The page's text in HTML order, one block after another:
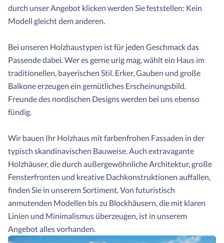
durch unser Angebot klicken werden Sie feststellen: Kein
Modell gleicht dem anderen.
Bei unseren Holzhaustypen ist für jeden Geschmack das
Passende dabei. Wer es gerne urig mag, wählt ein Haus im
traditionellen, bayerischen Stil. Erker, Gauben und große
Balkone erzeugen ein gemütliches Erscheinungsbild.
Freunde des nordischen Designs werden bei uns ebenso
fündig.
Wir bauen Ihr Holzhaus mit farbenfrohen Fassaden in der
typisch skandinavischen Bauweise. Auch extravagante
Holzhäuser, die durch außergewöhnliche Architektur, große
Fensterfronten und kreative Dachkonstruktionen auffallen,
finden Sie in unserem Sortiment. Von futuristisch
anmutenden Modellen bis zu Blockhäusern, die mit klaren
Linien und Minimalismus überzeugen, ist in unserem
Angebot alles vorhanden.